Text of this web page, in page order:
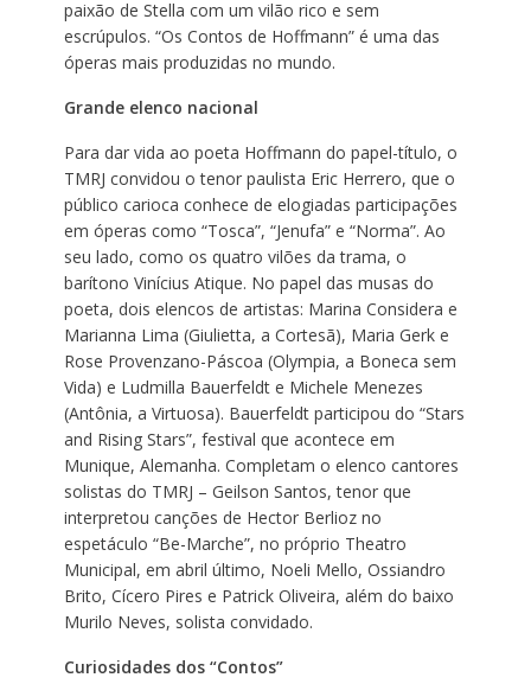
paixão de Stella com um vilão rico e sem
escrúpulos. “Os Contos de Hoffmann” é uma das
óperas mais produzidas no mundo.
Grande elenco nacional
Para dar vida ao poeta Hoffmann do papel-título, o
TMRJ convidou o tenor paulista Eric Herrero, que o
público carioca conhece de elogiadas participações
em óperas como “Tosca”, “Jenufa” e “Norma”. Ao
seu lado, como os quatro vilões da trama, o
barítono Vinícius Atique. No papel das musas do
poeta, dois elencos de artistas: Marina Considera e
Marianna Lima (Giulietta, a Cortesã), Maria Gerk e
Rose Provenzano-Páscoa (Olympia, a Boneca sem
Vida) e Ludmilla Bauerfeldt e Michele Menezes
(Antônia, a Virtuosa). Bauerfeldt participou do “Stars
and Rising Stars”, festival que acontece em
Munique, Alemanha. Completam o elenco cantores
solistas do TMRJ – Geilson Santos, tenor que
interpretou canções de Hector Berlioz no
espetáculo “Be-Marche”, no próprio Theatro
Municipal, em abril último, Noeli Mello, Ossiandro
Brito, Cícero Pires e Patrick Oliveira, além do baixo
Murilo Neves, solista convidado.
Curiosidades dos “Contos”